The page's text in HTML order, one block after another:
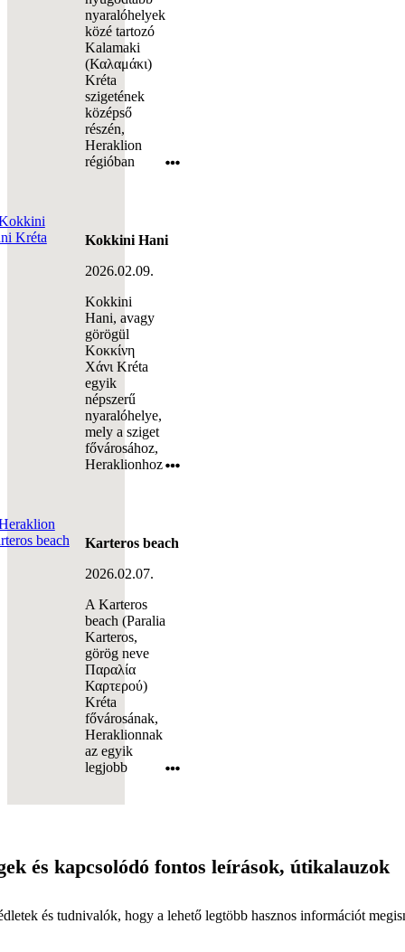
nyaralóhelyek
közé tartozó
Kalamaki
(Καλαμάκι)
Kréta
szigetének
középső
részén,
Heraklion
régióban
Kokkini Hani
2026.02.09.
Kokkini
Hani, avagy
görögül
Κοκκίνη
Χάνι Kréta
egyik
népszerű
nyaralóhelye,
mely a sziget
fővárosához,
Heraklionhoz
Karteros beach
2026.02.07.
A Karteros
beach (Paralia
Karteros,
görög neve
Παραλία
Καρτερού)
Kréta
fővárosának,
Heraklionnak
az egyik
legjobb
és kapcsolódó fontos leírások, útikalauzok
és tudnivalók, hogy a lehető legtöbb hasznos információt